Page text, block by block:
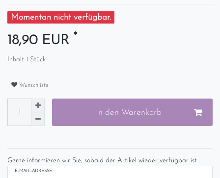
Momentan nicht verfügbar.
18,90 EUR *
Inhalt 1 Stück
Wunschliste
In den Warenkorb
Gerne informieren wir Sie, sobald der Artikel wieder verfügbar ist.
E-MAIL-ADRESSE